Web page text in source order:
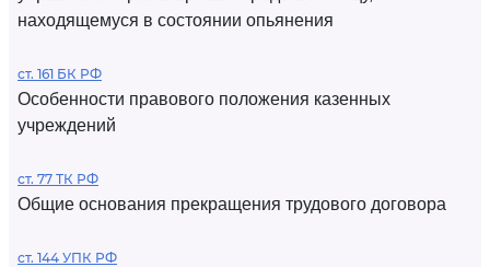
находящемуся в состоянии опьянения
ст. 161 БК РФ
Особенности правового положения казенных
учреждений
ст. 77 ТК РФ
Общие основания прекращения трудового договора
ст. 144 УПК РФ